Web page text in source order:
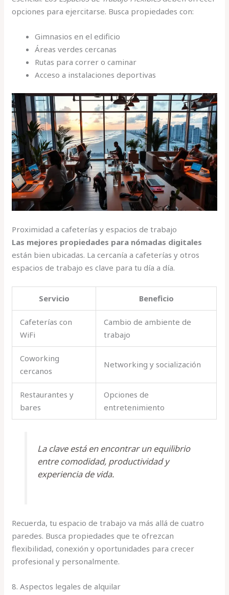
opciones para ejercitarse. Busca propiedades con:
Gimnasios en el edificio
Áreas verdes cercanas
Rutas para correr o caminar
Acceso a instalaciones deportivas
Proximidad a cafeterías y espacios de trabajo
Las mejores propiedades para nómadas digitales
están bien ubicadas. La cercanía a cafeterías y otros
espacios de trabajo es clave para tu día a día.
Servicio Beneficio
Cafeterías con
WiFi
Cambio de ambiente de
trabajo
Coworking
cercanos
Networking y socialización
Restaurantes y
bares
Opciones de
entretenimiento
La clave está en encontrar un equilibrio
entre comodidad, productividad y
experiencia de vida.
Recuerda, tu espacio de trabajo va más allá de cuatro
paredes. Busca propiedades que te ofrezcan
flexibilidad, conexión y oportunidades para crecer
profesional y personalmente.
8. Aspectos legales de alquilar